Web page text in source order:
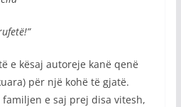
e kësaj autoreje kanë qenë
për një kohë të gjatë.
e saj prej disa vitesh,